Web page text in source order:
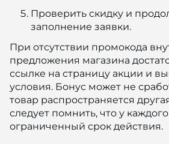
Проверить скидку и
заполнение заявки.
При отсутствии промокода
предложения магазина
ссылке на страницу акции и
условия. Бонус может не
товар распространяется
следует помнить, что у
ограниченный срок действия.